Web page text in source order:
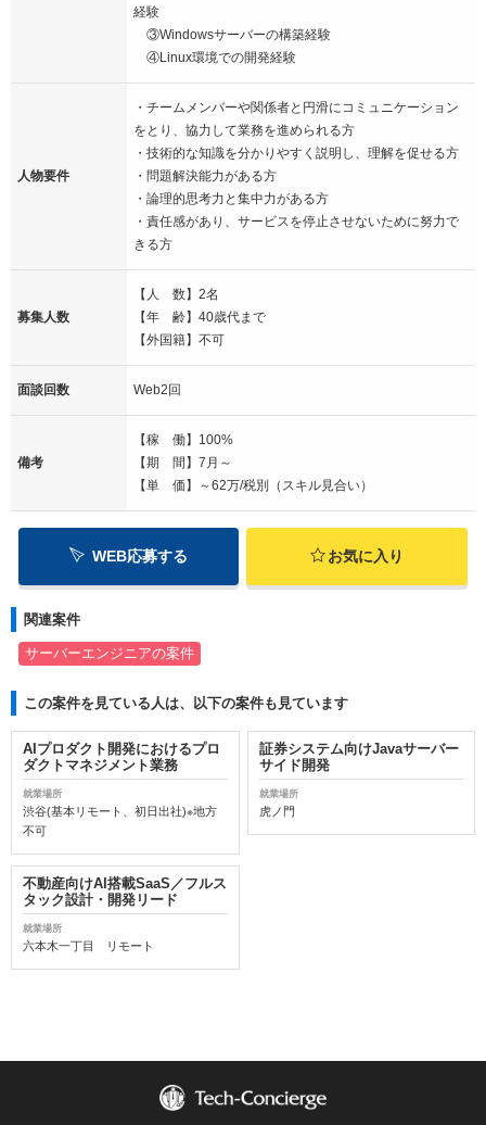
経験
③Windowsサーバーの構築経験
④Linux環境での開発経験
人物要件
・チームメンバーや関係者と円滑にコミュニケーション
をとり、協力して業務を進められる 方
・技術的な知識を分かりやすく説明し、理解を促せる 方
・問題解決能力がある方
・論理的思考力と集中力がある方
・責任感があり、サービスを停止させないために努力で
きる方
募集人数
【人 数】2名
【年 齢】40歳代まで
【外国籍】不可
面談回数 Web2回
備考
【稼 働】100%
【期 間】7月～
【単 価】～62万/税別（スキル見合い）
WEB応募する お気に入り
関連案件
サーバーエンジニアの案件
この案件を見ている人は、以下の案件も見ています
AIプロダクト開発におけるプロ
ダクトマネジメント業務
就業場所
渋谷(基本リモート、初日出社)※地方
不可
証券システム向けJavaサーバー
サイド開発
就業場所
虎ノ門
不動産向けAI搭載SaaS／フルス
タック設計・開発リード
就業場所
六本木一丁目 リモート